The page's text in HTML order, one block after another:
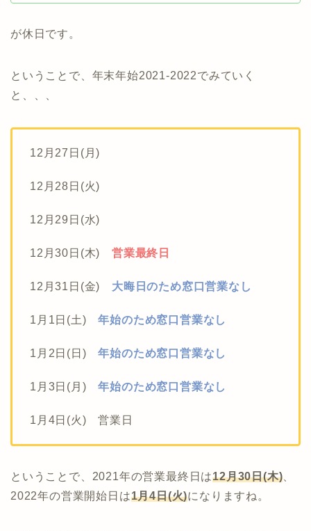
が休日です。
ということで、年末年始2021-2022でみていく
と、、、
12月27日(月)
12月28日(火)
12月29日(水)
12月30日(木)営業最終日
12月31日(金) 大晦日のため窓口営業なし
1月1日(土)年始のため窓口営業なし
1月2日(日)年始のため窓口営業なし
1月3日(月)年始のため窓口営業なし
1月4日(火) 営業日
ということで、2021年の営業最終日は12月30日(木)
2022年の営業開始日は1月4日(火)になりますね。